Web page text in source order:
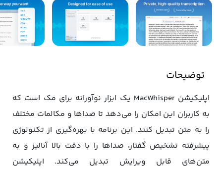
توضیحات
اپلیکیشن MacWhisper یک ابزار نوآورانه برای مک است که
به کاربران این امکان را می‌دهد تا صداها و مکالمات مختلف
را به متن تبدیل کنند. این برنامه با بهره‌گیری از تکنولوژی
پیشرفته‌ تشخیص گفتار، صداها را با دقت بالا آنالیز و به
متن‌های قابل ویرایش تبدیل می‌کند. اپلیکیشن